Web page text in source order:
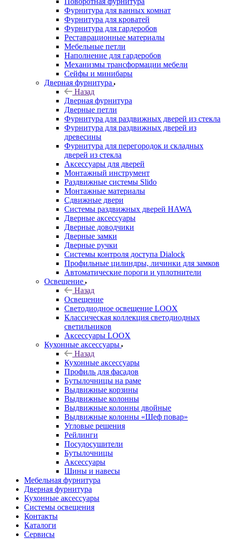
Фурнитура для ванных комнат
Фурнитура для кроватей
Фурнитура для гардеробов
Реставрационные материалы
Мебельные петли
Наполнение для гардеробов
Механизмы трансформации мебели
Сейфы и минибары
Дверная фурнитура
Назад
Дверная фурнитура
Дверные петли
Фурнитура для раздвижных дверей из стекла
Фурнитура для раздвижных дверей из
древесины
Фурнитура для перегородок и складных
дверей из стекла
Аксессуары для дверей
Монтажный инструмент
Раздвижные системы Slido
Монтажные материалы
Сдвижные двери
Системы раздвижных дверей HAWA
Дверные аксессуары
Дверные доводчики
Дверные замки
Дверные ручки
Системы контроля доступа Dialock
Профильные цилиндры, личинки для замков
Автоматические пороги и уплотнители
Освещение
Назад
Освещение
Светодиодное освещение LOOX
Классическая коллекция светодиодных
светильников
Аксессуары LOOX
Кухонные аксессуары
Назад
Кухонные аксессуары
Профиль для фасадов
Бутылочницы на раме
Выдвижные корзины
Выдвижные колонны
Выдвижные колонны двойные
Bыдвижные колонны «Шеф повар»
Угловые решения
Рейлинги
Посудосушители
Бутылочницы
Аксессуары
Шины и навесы
Мебельная фурнитура
Дверная фурнитура
Кухонные аксессуары
Системы освещения
Контакты
Каталоги
Сервисы